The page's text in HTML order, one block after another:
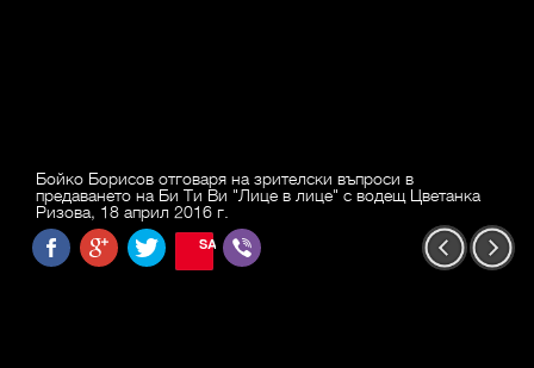
Бойко Борисов отговаря на зрителски въпроси в
предаването на Би Ти Ви "Лице в лице" с водещ Цветанка
Ризова, 18 април 2016 г.
SAVE